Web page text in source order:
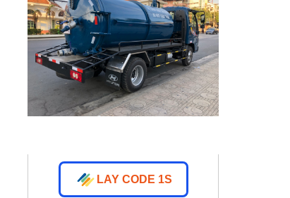
LAY CODE 1S